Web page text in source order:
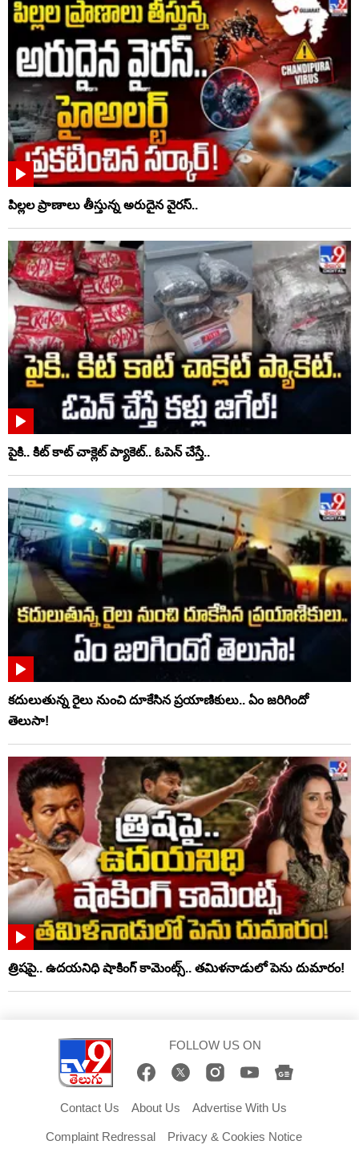
పిల్లల ప్రాణాలు తీస్తున్న అరుదైన వైరస్..
పైకి.. కిట్‌ కాట్‌ చాక్లెట్ ప్యాకెట్‌.. ఓపెన్‌ చేస్తే..
కదులుతున్న రైలు నుంచి దూకేసిన ప్రయాణికులు.. ఏం జరిగిందో
తెలుసా!
త్రిషపై.. ఉదయనిధి షాకింగ్‌ కామెంట్స్‌.. తమిళనాడులో పెను దుమారం!
FOLLOW US ON
Contact Us About Us Advertise With Us
Complaint Redressal Privacy & Cookies Notice